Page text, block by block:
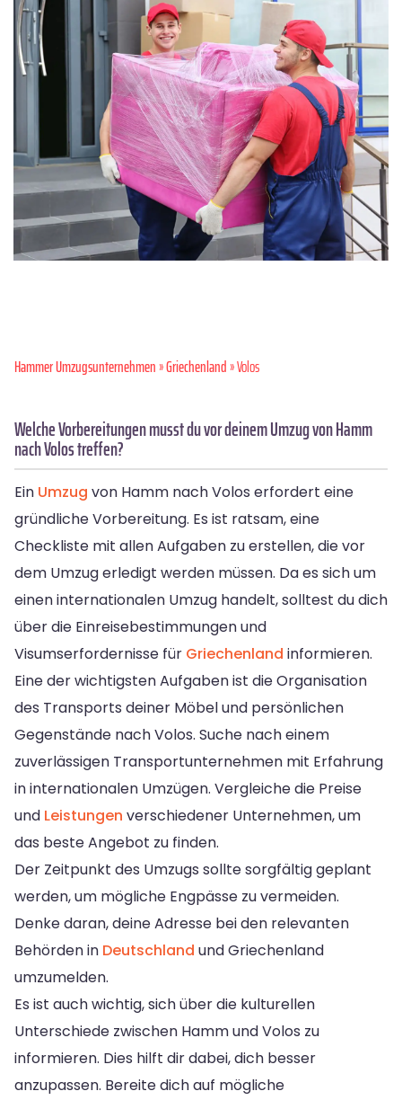
Hammer Umzugsunternehmen»Griechenland» Volos
Welche Vorbereitungen musst du vor deinem Umzug von Hamm
nach Volos treffen?
Ein Umzug von Hamm nach Volos erfordert eine
gründliche Vorbereitung. Es ist ratsam, eine
Checkliste mit allen Aufgaben zu erstellen, die vor
dem Umzug erledigt werden müssen. Da es sich um
einen internationalen Umzug handelt, solltest du dich
über die Einreisebestimmungen und
Visumserfordernisse für Griechenland informieren.
Eine der wichtigsten Aufgaben ist die Organisation
des Transports deiner Möbel und persönlichen
Gegenstände nach Volos. Suche nach einem
zuverlässigen Transportunternehmen mit Erfahrung
in internationalen Umzügen. Vergleiche die Preise
und Leistungen verschiedener Unternehmen, um
das beste Angebot zu finden.
Der Zeitpunkt des Umzugs sollte sorgfältig geplant
werden, um mögliche Engpässe zu vermeiden.
Denke daran, deine Adresse bei den relevanten
Behörden in Deutschland und Griechenland
umzumelden.
Es ist auch wichtig, sich über die kulturellen
Unterschiede zwischen Hamm und Volos zu
informieren. Dies hilft dir dabei, dich besser
anzupassen. Bereite dich auf mögliche